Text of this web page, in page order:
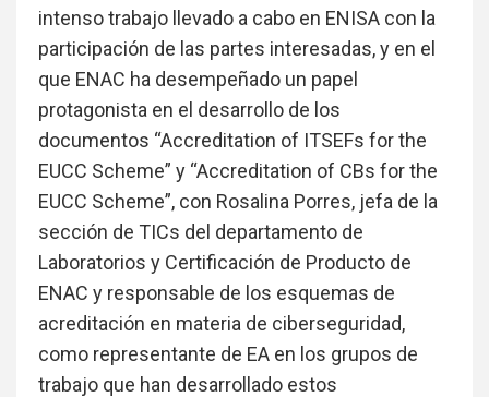
intenso trabajo llevado a cabo en ENISA con la
participación de las partes interesadas, y en el
que ENAC ha desempeñado un papel
protagonista en el desarrollo de los
documentos “Accreditation of ITSEFs for the
EUCC Scheme” y “Accreditation of CBs for the
EUCC Scheme”, con Rosalina Porres, jefa de la
sección de TICs del departamento de
Laboratorios y Certificación de Producto de
ENAC y responsable de los esquemas de
acreditación en materia de ciberseguridad,
como representante de EA en los grupos de
trabajo que han desarrollado estos